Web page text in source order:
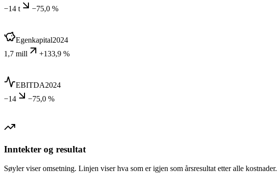
−14 t
−75,0 %
Egenkapital2024
1,7 mill
+133,9 %
EBITDA2024
−14
−75,0 %
Inntekter og resultat
Søyler viser omsetning. Linjen viser hva som er igjen som årsresultat etter alle kostnader.